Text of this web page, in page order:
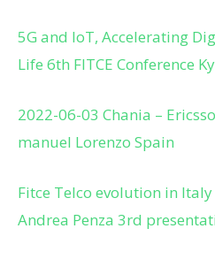
5G and IoT, Accelerating
Life 6th FITCE Conference
2022-06-03 Chania –
manuel Lorenzo Spain
Fitce Telco evolution in
Andrea Penza 3rd